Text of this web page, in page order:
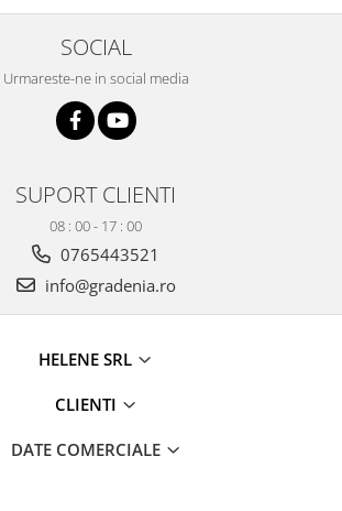
SOCIAL
Urmareste-ne in social media
SUPORT CLIENTI
08 : 00 - 17 : 00
0765443521
info@gradenia.ro
HELENE SRL
CLIENTI
DATE COMERCIALE